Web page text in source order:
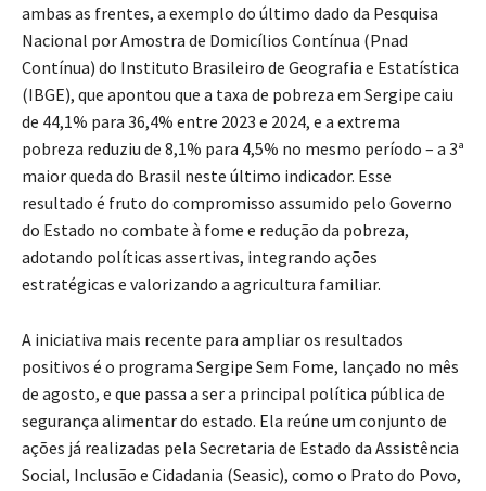
ambas as frentes, a exemplo do último dado da Pesquisa
Nacional por Amostra de Domicílios Contínua (Pnad
Contínua) do Instituto Brasileiro de Geografia e Estatística
(IBGE), que apontou que a taxa de pobreza em Sergipe caiu
de 44,1% para 36,4% entre 2023 e 2024, e a extrema
pobreza reduziu de 8,1% para 4,5% no mesmo período – a 3ª
maior queda do Brasil neste último indicador. Esse
resultado é fruto do compromisso assumido pelo Governo
do Estado no combate à fome e redução da pobreza,
adotando políticas assertivas, integrando ações
estratégicas e valorizando a agricultura familiar.
A iniciativa mais recente para ampliar os resultados
positivos é o programa Sergipe Sem Fome, lançado no mês
de agosto, e que passa a ser a principal política pública de
segurança alimentar do estado. Ela reúne um conjunto de
ações já realizadas pela Secretaria de Estado da Assistência
Social, Inclusão e Cidadania (Seasic), como o Prato do Povo,